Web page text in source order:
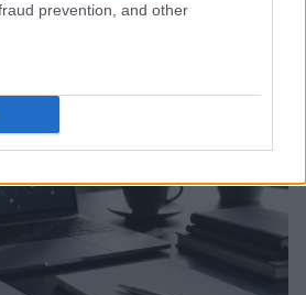
prevention, and other